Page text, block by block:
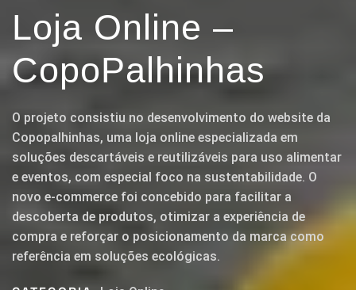
Loja Online –
CopoPalhinhas
O projeto consistiu no desenvolvimento do website da
Copopalhinhas, uma loja online especializada em
soluções descartáveis e reutilizáveis para uso alimentar
e eventos, com especial foco na sustentabilidade. O
novo e-commerce foi concebido para facilitar a
descoberta de produtos, otimizar a experiência de
compra e reforçar o posicionamento da marca como
referência em soluções ecológicas.